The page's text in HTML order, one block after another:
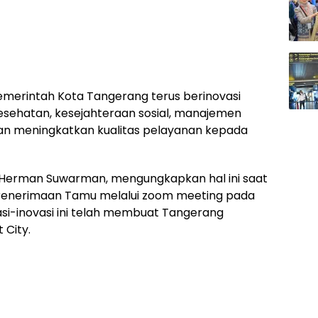
Kota Tangerang terus berinovasi
kesejahteraan sosial, manajemen
meningkatkan kualitas pelayanan kepada
Suwarman, mengungkapkan hal ini saat
Tamu melalui zoom meeting pada
inovasi ini telah membuat Tangerang
City.